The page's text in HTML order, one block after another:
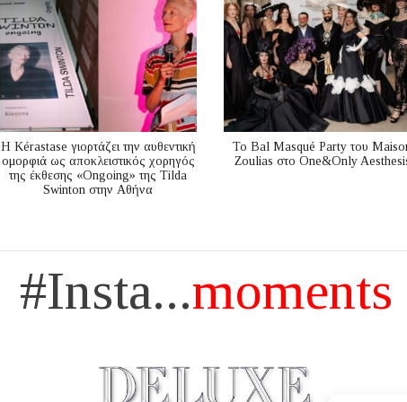
Η Kérastase γιορτάζει την αυθεντική
ομορφιά ως αποκλειστικός χορηγός
της έκθεσης «Ongoing» της Tilda
Swinton στην Αθήνα
Το Bal Masqué Party του
Zoulias στο One&Only
#Insta...moments